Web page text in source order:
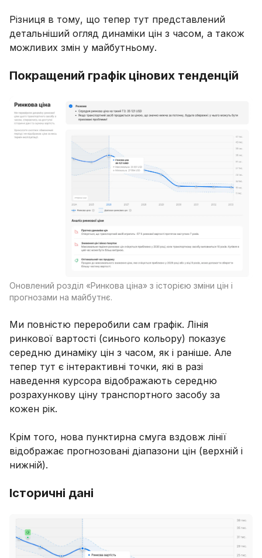
Різниця в тому, що тепер тут представлений
детальніший огляд динаміки цін з часом, а також
можливих змін у майбутньому.
Покращений графік цінових тенденцій
Оновлений розділ «Ринкова ціна» з історією зміни цін і
прогнозами на майбутнє.
Ми повністю переробили сам графік. Лінія
ринкової вартості (синього кольору) показує
середню динаміку цін з часом, як і раніше. Але
тепер тут є інтерактивні точки, які в разі
наведення курсора відображають середню
розрахункову ціну транспортного засобу за
кожен рік.
Крім того, нова пунктирна смуга вздовж лінії
відображає прогнозовані діапазони цін (верхній і
нижній).
Історичні дані